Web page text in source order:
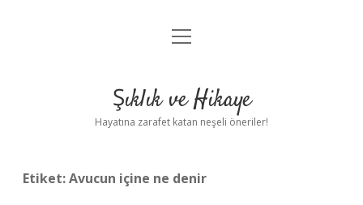
Anasayfa
Yasal Uyarı
menüyü
Şıklık ve Hikaye
Hayatına zarafet katan neşeli öneriler!
Etiket:Avucun içine ne denir